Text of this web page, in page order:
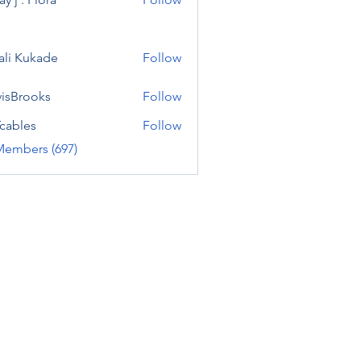
Kukade Follow
Follow
Follow
(697)